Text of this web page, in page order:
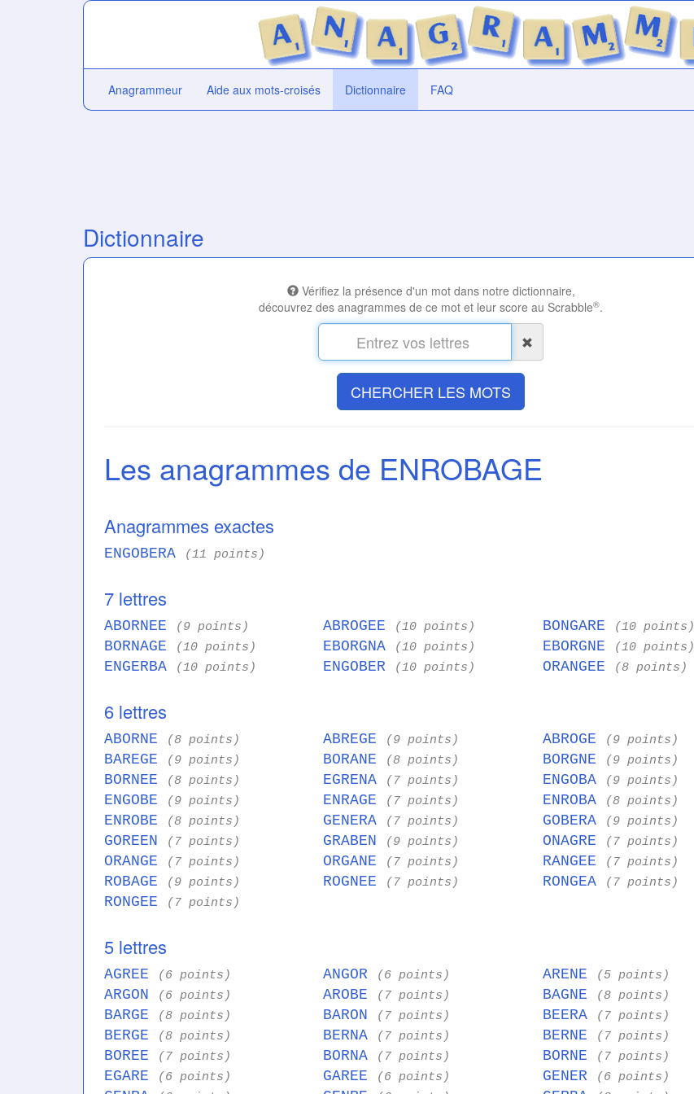
Anagrammeur Aide aux mots-croisés Dictionnaire FAQ
Dictionnaire
Vérifiez la présence d'un mot dans notre dictionnaire,
découvrez des anagrammes de ce mot et leur score au Scrabble®.
CHERCHER LES MOTS
Les anagrammes de ENROBAGE
Anagrammes exactes
ENGOBERA (11 points)
7 lettres
ABORNEE (9 points) ABROGEE (10 points) BONGARE (10 points)
BORNAGE (10 points) EBORGNA (10 points) EBORGNE (10 points)
ENGERBA (10 points) ENGOBER (10 points) ORANGEE (8 points)
6 lettres
ABORNE (8 points) ABREGE (9 points) ABROGE (9 points)
BAREGE (9 points) BORANE (8 points) BORGNE (9 points)
BORNEE (8 points) EGRENA (7 points) ENGOBA (9 points)
ENGOBE (9 points) ENRAGE (7 points) ENROBA (8 points)
ENROBE (8 points) GENERA (7 points) GOBERA (9 points)
GOREEN (7 points) GRABEN (9 points) ONAGRE (7 points)
ORANGE (7 points) ORGANE (7 points) RANGEE (7 points)
ROBAGE (9 points) ROGNEE (7 points) RONGEA (7 points)
RONGEE (7 points)
5 lettres
AGREE (6 points) ANGOR (6 points) ARENE (5 points)
ARGON (6 points) AROBE (7 points) BAGNE (8 points)
BARGE (8 points) BARON (7 points) BEERA (7 points)
BERGE (8 points) BERNA (7 points) BERNE (7 points)
BOREE (7 points) BORNA (7 points) BORNE (7 points)
EGARE (6 points) GAREE (6 points) GENER (6 points)